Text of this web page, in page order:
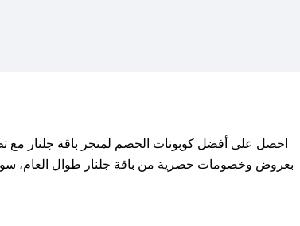
احصل على أفضل كوبونات الخصم لمتجر باقة جلنار
بعروض وخصومات حصرية من باقة جلنار طوال العام،